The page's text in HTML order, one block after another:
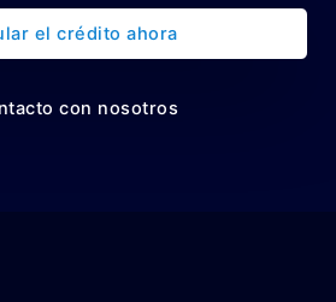
el crédito ahora
con nosotros